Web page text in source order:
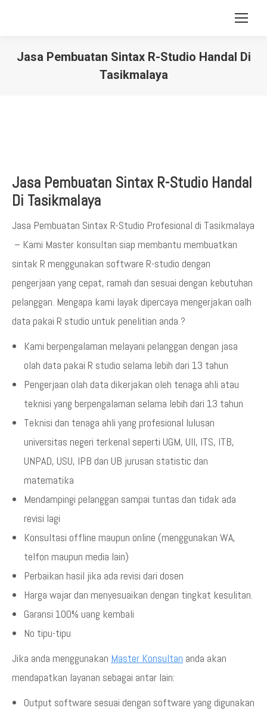
Jasa Pembuatan Sintax R-Studio Handal Di
Tasikmalaya
Jasa Pembuatan Sintax R-Studio Handal
Di Tasikmalaya
Jasa Pembuatan Sintax R-Studio Profesional di Tasikmalaya
– Kami Master konsultan siap membantu membuatkan
sintak R menggunakan software R-studio dengan
pengerjaan yang cepat, ramah dan sesuai dengan kebutuhan
pelanggan. Mengapa kami layak dipercaya mengerjakan oalh
data pakai R studio untuk penelitian anda ?
Kami berpengalaman melayani pelanggan dengan jasa
olah data pakai R studio selama lebih dari 13 tahun
Pengerjaan olah data dikerjakan oleh tenaga ahli atau
teknisi yang berpengalaman selama lebih dari 13 tahun
Teknisi dan tenaga ahli yang profesional lulusan
universitas negeri terkenal seperti UGM, UII, ITS, ITB,
UNPAD, USU, IPB dan UB jurusan statistic dan
matematika
Mendampingi pelanggan sampai tuntas dan tidak ada
revisi lagi
Konsultasi offline maupun online (menggunakan WA,
telfon maupun media lain)
Perbaikan hasil jika ada revisi dari dosen
Harga wajar dan menyesuaikan dengan tingkat kesulitan.
Garansi 100% uang kembali
No tipu-tipu
Jika anda menggunakan Master Konsultan anda akan
mendapatkan layanan sebagai antar lain:
Output software sesuai dengan software yang digunakan